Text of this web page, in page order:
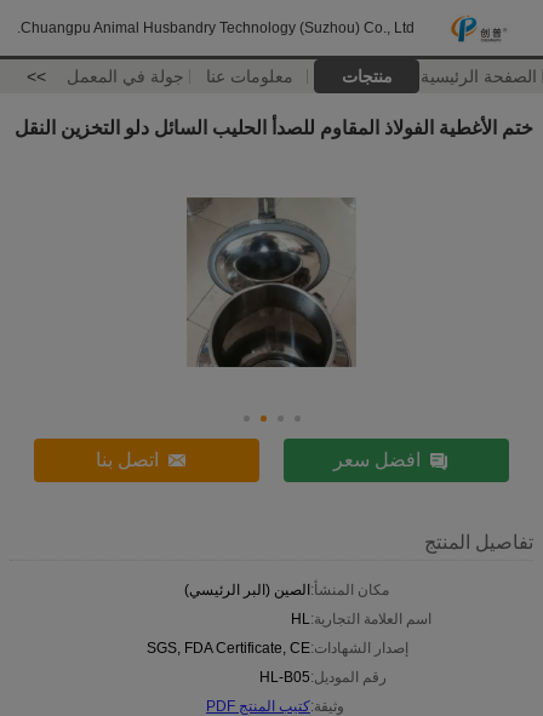
Chuangpu Animal Husbandry Technology (Suzhou) Co., Ltd.
الصفحة الرئيسية منتجات معلومات عنا جولة في المعمل >>
ختم الأغطية الفولاذ المقاوم للصدأ الحليب السائل دلو التخزين النقل
افضل سعر اتصل بنا
تفاصيل المنتج
مكان المنشأ:الصين (البر الرئيسي)
اسم العلامة التجارية:HL
إصدار الشهادات:SGS, FDA Certificate, CE
رقم الموديل:HL-B05
وثيقة:كتيب المنتج PDF